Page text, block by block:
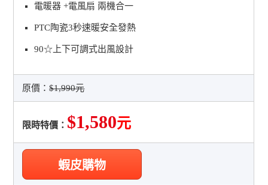
電暖器 +電風扇 兩機合一
PTC陶瓷3秒速暖安全發熱
90☆上下可調式出風設計
原價：$1,990元
限時特價： $1,580元
蝦皮購物